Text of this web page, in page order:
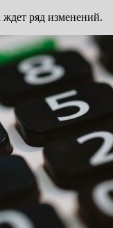
ряд изменений.